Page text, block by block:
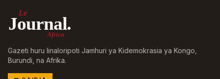
Le
Journal.
Africa
Gazeti huru linaloripoti Jamhuri ya Kidemokrasia ya Kongo,
Burundi, na Afrika.